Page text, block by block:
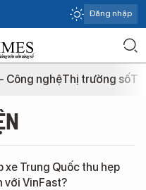
Đăng nhập
Công nghệThị trường số
xe Trung Quốc thu hẹp
với VinFast?